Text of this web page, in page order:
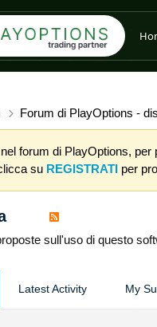
Forum di PlayOptions -
forum di PlayOptions,
su REGISTRATI per
sull'uso di questo
Latest Activity My